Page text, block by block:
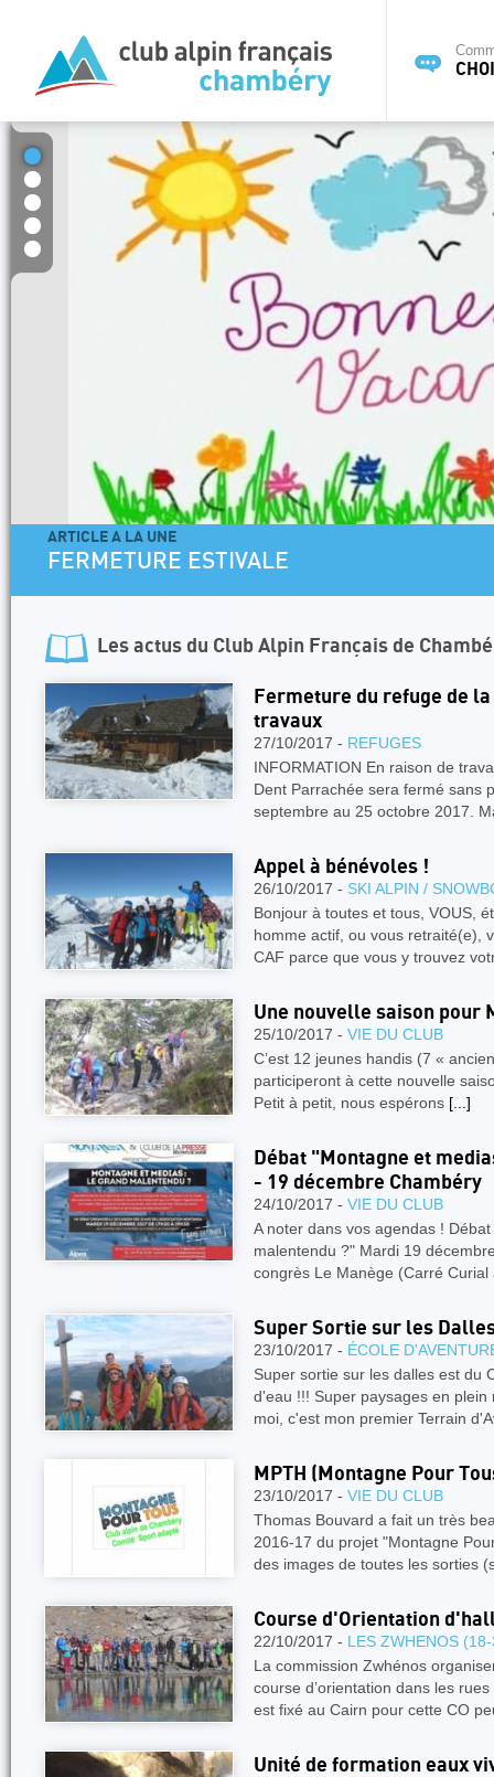
ARTICLE A LA UNE
FERMETURE ESTIVALE
Les actus du Club Alpin Français de
Fermeture du refuge de
travaux
27/10/2017 - REFUGES
INFORMATION En raison de
Dent Parrachée sera fermé sans
septembre au 25 octobre 2017.
Appel à bénévoles !
26/10/2017 - SKI ALPIN /
Bonjour à toutes et tous, VOUS,
homme actif, ou vous retraité(e),
CAF parce que vous y trouvez
Une nouvelle saison pour
25/10/2017 - VIE DU CLUB
C’est 12 jeunes handis (7 «
participeront à cette nouvelle
Petit à petit, nous espérons [...]
Débat "Montagne et
- 19 décembre Chambéry
24/10/2017 - VIE DU CLUB
A noter dans vos agendas !
malentendu ?" Mardi 19
congrès Le Manège (Carré
Super Sortie sur les
23/10/2017 - ÉCOLE
Super sortie sur les dalles est du
d'eau !!! Super paysages en
moi, c'est mon premier Terrain
MPTH (Montagne Pour
23/10/2017 - VIE DU CLUB
Thomas Bouvard a fait un très
2016-17 du projet "Montagne
des images de toutes les sorties
Course d'Orientation
22/10/2017 - LES ZWHENOS
La commission Zwhénos
course d’orientation dans les
est fixé au Cairn pour cette CO
Unité de formation eaux